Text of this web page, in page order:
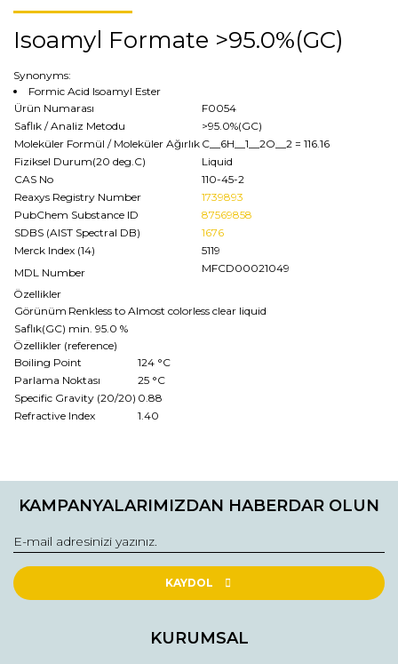
Isoamyl Formate >95.0%(GC)
Synonyms:
Formic Acid Isoamyl Ester
Ürün Numarası
F0054
Saflık / Analiz Metodu
>95.0%(GC)
Moleküler Formül / Moleküler Ağırlık C__6H__1__2O__2 = 116.16
Fiziksel Durum(20 deg.C)
Liquid
CAS No
110-45-2
Reaxys Registry Number
1739893
PubChem Substance ID
87569858
SDBS (AIST Spectral DB)
1676
Merck Index (14)
5119
MDL Number
MFCD00021049
Özellikler
Görünüm Renkless to Almost colorless clear liquid
Saflık(GC) min. 95.0 %
Özellikler (reference)
Boiling Point
124 °C
Parlama Noktası
25 °C
Specific Gravity (20/20) 0.88
Refractive Index
1.40
konularda yetersiz gördüğünüz noktaları öneri formunu
Görüş ve önerileriniz için teşekkür ederiz.
Ürün resmi kalitesiz, bozuk veya görüntülenemiyor.
Ürün açıklamasında eksik bilgiler bulunuyor.
Ürün fiyatı diğer sitelerden daha pahalı.
KAMPANYALARIMIZDAN HABERDAR OLUN
KAYDOL
KURUMSAL